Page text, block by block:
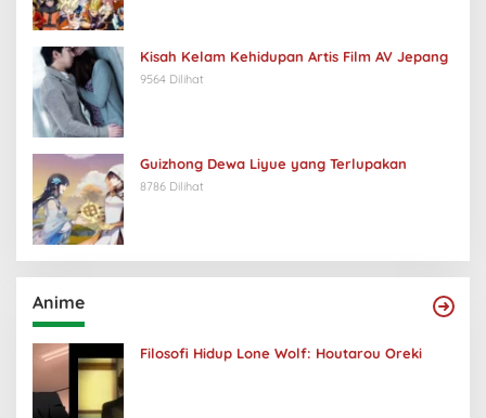
Kisah Kelam Kehidupan Artis Film AV Jepang
9564 Dilihat
Guizhong Dewa Liyue yang Terlupakan
8786 Dilihat
Anime
Filosofi Hidup Lone Wolf: Houtarou Oreki